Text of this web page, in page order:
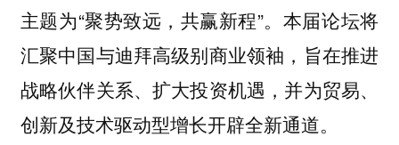
主题为“聚势致远，共赢新程”。本届论坛将
汇聚中国与迪拜高级别商业领袖，旨在推进
战略伙伴关系、扩大投资机遇，并为贸易、
创新及技术驱动型增长开辟全新通道。